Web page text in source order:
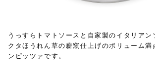
うっすらトマトソースと自家製のイタリアン
クタほうれん草の薪窯仕上げのボリューム満
ンピッツァです。